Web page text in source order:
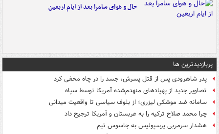
حال و هوای سامرا بعد از ایام اربعین
پربازدیدترین ها
پدر شاهرودی پس از قتل پسرش، جسد را در چاه مخفی کرد
تصاویر جدید از پهپادهای منهدم‌شده آمریکا توسط سپاه
سامانه ضد موشکی لیزری؛ از بلوف سیاسی تا واقعیت میدانی
چرا محمد صلاح ترکیه را به عربستان و آمریکا ترجیح داد
هشدار سرمربی پرسپولیس به جاسوس تیم